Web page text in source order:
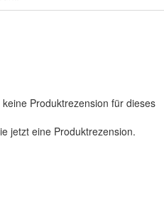
Produktrezension für dieses
jetzt eine Produktrezension.